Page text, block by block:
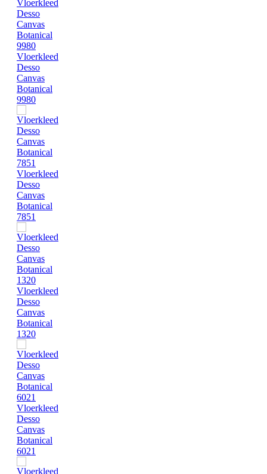
Vloerkleed
Desso
Canvas
Botanical
9980
Vloerkleed
Desso
Canvas
Botanical
7851
Vloerkleed
Desso
Canvas
Botanical
1320
Vloerkleed
Desso
Canvas
Botanical
6021